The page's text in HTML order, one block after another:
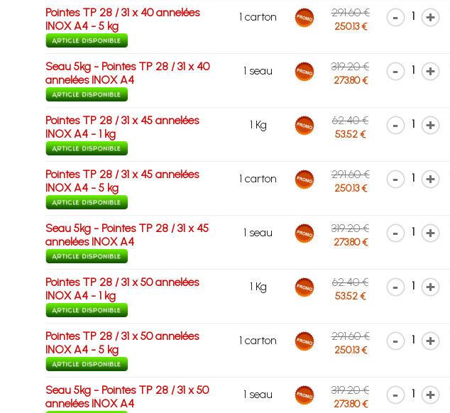
Pointes TP 28 / 31 x 40 annelées
INOX A4 - 5 kg
1 carton 291.60 €
250.13 €
1
Seau 5kg - Pointes TP 28 / 31 x 40
annelées INOX A4
1 seau 319.20 €
273.80 €
1
Pointes TP 28 / 31 x 45 annelées
INOX A4 - 1 kg
1 Kg 62.40 €
53.52 €
1
Pointes TP 28 / 31 x 45 annelées
INOX A4 - 5 kg
1 carton 291.60 €
250.13 €
1
Seau 5kg - Pointes TP 28 / 31 x 45
annelées INOX A4
1 seau 319.20 €
273.80 €
1
Pointes TP 28 / 31 x 50 annelées
INOX A4 - 1 kg
1 Kg 62.40 €
53.52 €
1
Pointes TP 28 / 31 x 50 annelées
INOX A4 - 5 kg
1 carton 291.60 €
250.13 €
1
Seau 5kg - Pointes TP 28 / 31 x 50
annelées INOX A4
1 seau 319.20 €
273.80 €
1